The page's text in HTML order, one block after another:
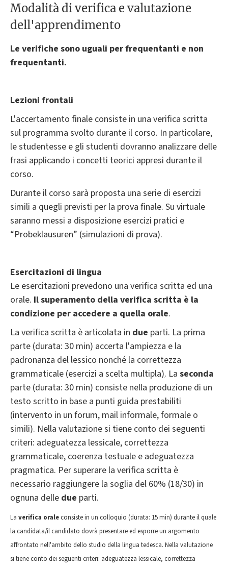
Modalità di verifica e valutazione
dell'apprendimento
Le verifiche sono uguali per frequentanti e non
frequentanti.
Lezioni frontali
L'accertamento finale consiste in una verifica scritta
sul programma svolto durante il corso. In particolare,
le studentesse e gli studenti dovranno analizzare delle
frasi applicando i concetti teorici appresi durante il
corso.
Durante il corso sarà proposta una serie di esercizi
simili a quegli previsti per la prova finale. Su virtuale
saranno messi a disposizione esercizi pratici e
“Probeklausuren” (simulazioni di prova).
Esercitazioni di lingua
Le esercitazioni prevedono una verifica scritta ed una
orale. Il superamento della verifica scritta è la
condizione per accedere a quella orale.
La verifica scritta è articolata in due parti. La prima
parte (durata: 30 min) accerta l'ampiezza e la
padronanza del lessico nonché la correttezza
grammaticale (esercizi a scelta multipla). La seconda
parte (durata: 30 min) consiste nella produzione di un
testo scritto in base a punti guida prestabiliti
(intervento in un forum, mail informale, formale o
simili). Nella valutazione si tiene conto dei seguenti
criteri: adeguatezza lessicale, correttezza
grammaticale, coerenza testuale e adeguatezza
pragmatica. Per superare la verifica scritta è
necessario raggiungere la soglia del 60% (18/30) in
ognuna delle due parti.
La verifica oraleconsiste in un colloquio (durata: 15 min) durante il quale
la candidata/il candidato dovrà presentare ed esporre un argomento
affrontato nell'ambito dello studio della lingua tedesca. Nella valutazione
si tiene conto dei seguenti criteri: adeguatezza lessicale, correttezza